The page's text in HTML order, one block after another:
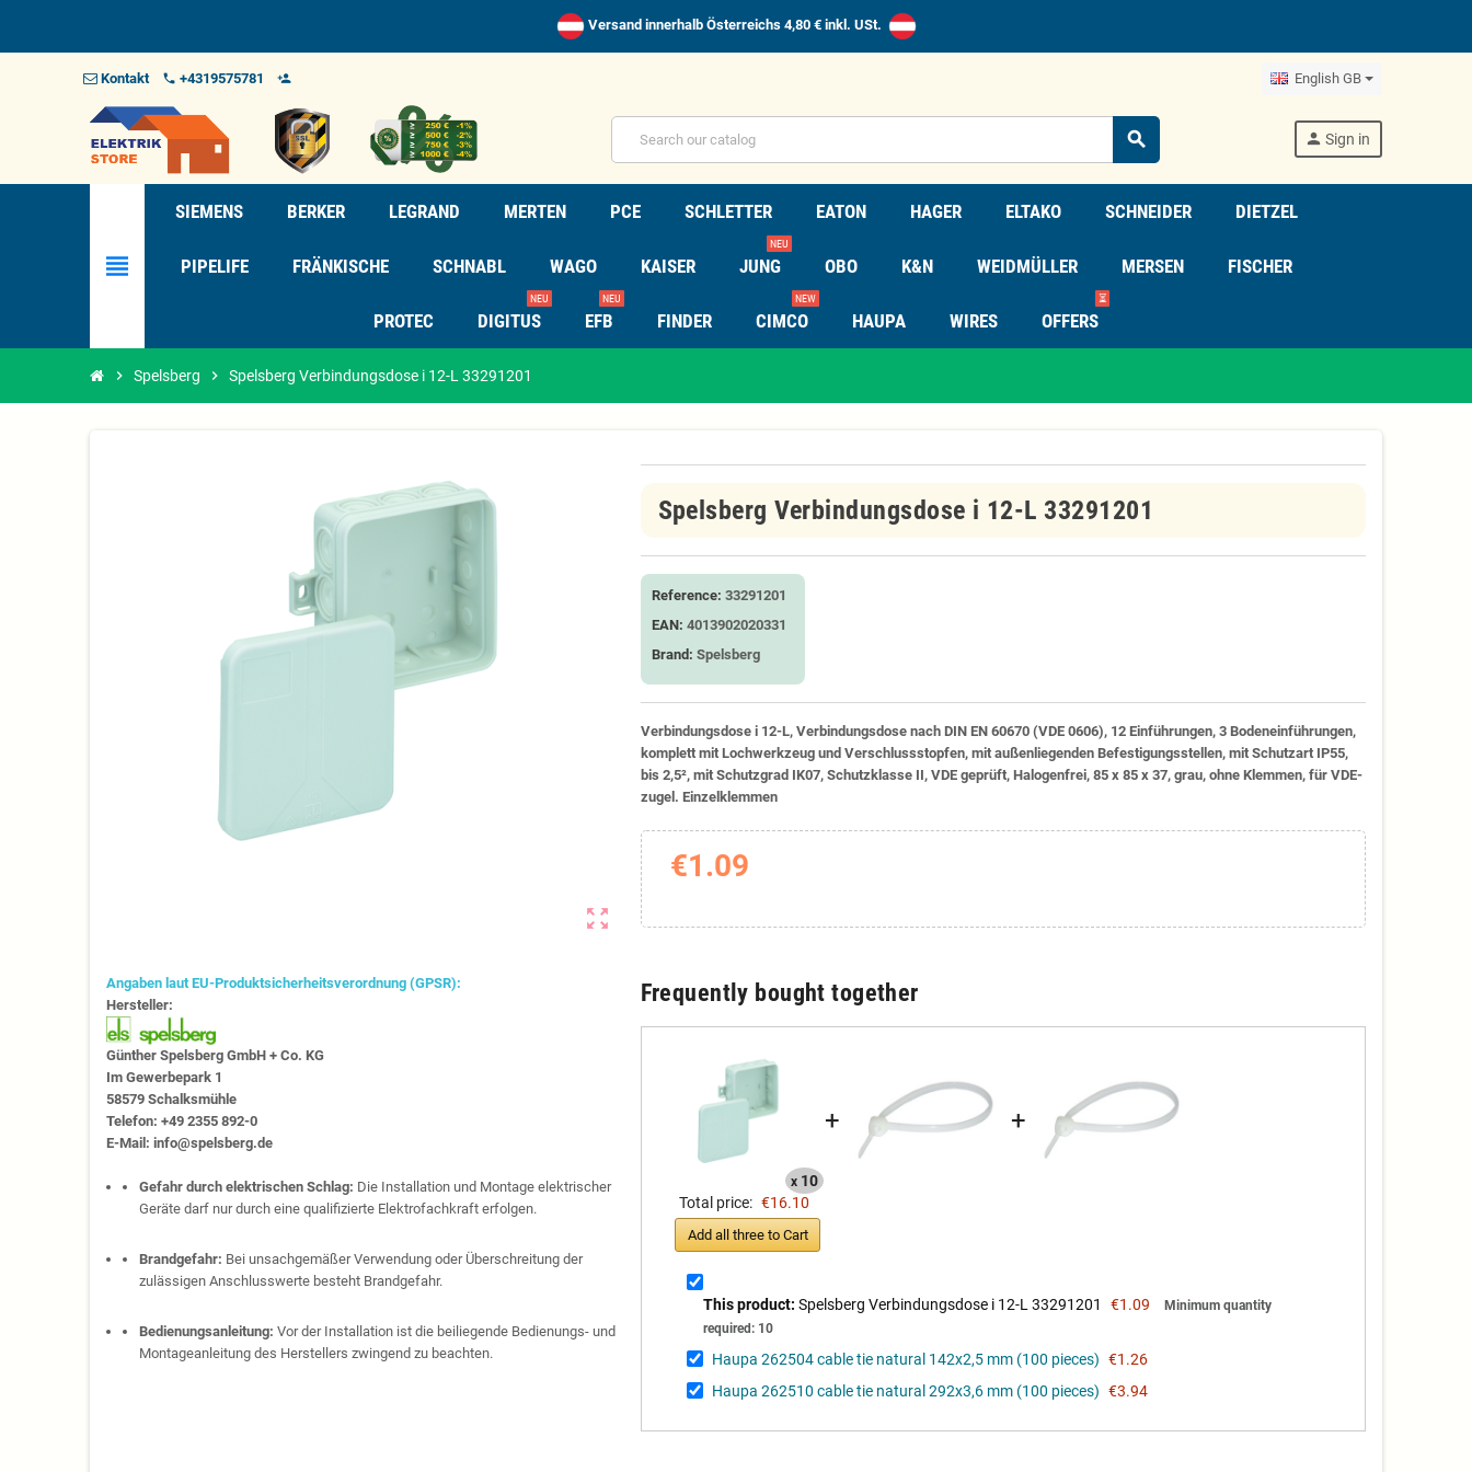
Versand innerhalb Österreichs 4,80 € inkl. USt.
Kontakt phone +4319575781 person_add_alt_1 English GB
search person Sign in
view_headline
SIEMENS BERKER LEGRAND MERTEN PCE SCHLETTER EATON HAGER ELTAKO SCHNEIDER DIETZEL
PIPELIFE FRÄNKISCHE SCHNABL WAGO KAISER JUNG
NEU
OBO K&N WEIDMÜLLER MERSEN FISCHER
PROTEC DIGITUS
NEU
EFB
NEU
FINDER CIMCO
NEW
HAUPA WIRES OFFERS
⏳
chevron_right Spelsberg chevron_right Spelsberg Verbindungsdose i 12-L 33291201
zoom_out_map
Angaben laut EU-Produktsicherheitsverordnung (GPSR):
Hersteller:
Günther Spelsberg GmbH + Co. KG
Im Gewerbepark 1
58579 Schalksmühle
Telefon: +49 2355 892-0
E-Mail: info@spelsberg.de
Gefahr durch elektrischen Schlag: Die Installation und Montage elektrischer
Geräte darf nur durch eine qualifizierte Elektrofachkraft erfolgen.
Brandgefahr: Bei unsachgemäßer Verwendung oder Überschreitung der
zulässigen Anschlusswerte besteht Brandgefahr.
Bedienungsanleitung: Vor der Installation ist die beiliegende Bedienungs- und
Montageanleitung des Herstellers zwingend zu beachten.
Spelsberg Verbindungsdose i 12-L 33291201
Reference: 33291201
EAN: 4013902020331
Brand: Spelsberg
Verbindungsdose i 12-L, Verbindungsdose nach DIN EN 60670 (VDE 0606), 12 Einführungen, 3 Bodeneinführungen,
komplett mit Lochwerkzeug und Verschlussstopfen, mit außenliegenden Befestigungsstellen, mit Schutzart IP55,
bis 2,5², mit Schutzgrad IK07, Schutzklasse II, VDE geprüft, Halogenfrei, 85 x 85 x 37, grau, ohne Klemmen, für VDE-
zugel. Einzelklemmen
€1.09
Frequently bought together
x10
+ +
Total price: €16.10
Add all three to Cart
This product: Spelsberg Verbindungsdose i 12-L 33291201 €1.09
Minimum quantity
required: 10
Haupa 262504 cable tie natural 142x2,5 mm (100 pieces) €1.26
Haupa 262510 cable tie natural 292x3,6 mm (100 pieces) €3.94